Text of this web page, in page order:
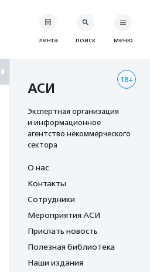
лента поиск меню
18+
АСИ
Экспертная организация
и информационное
агентство некоммерческого
сектора
О нас
Контакты
Сотрудники
Мероприятия АСИ
Прислать новость
Полезная библиотека
Наши издания